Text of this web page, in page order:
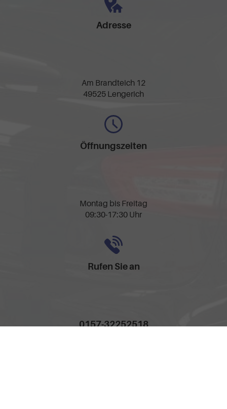
Adresse
Am Brandteich 12
49525 Lengerich
Öffnungszeiten
Montag bis Freitag
09:30-17:30 Uhr
Rufen Sie an
0157-32252518